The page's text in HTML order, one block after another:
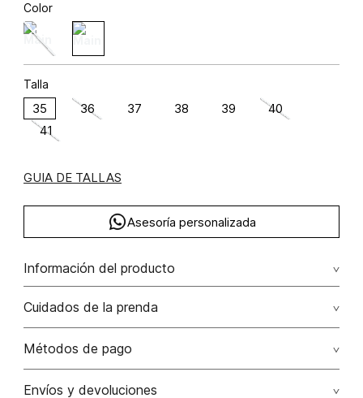
Color
Talla
35 36 37 38 39
40
41
GUIA DE TALLAS
Asesoría personalizada
Información del producto
Tenis deportivo 100.00% /
Cuidados de la prenda
Métodos de pago
Tarjetas de crédito: Visa, Dinners, Master Card y American
Envíos y devoluciones